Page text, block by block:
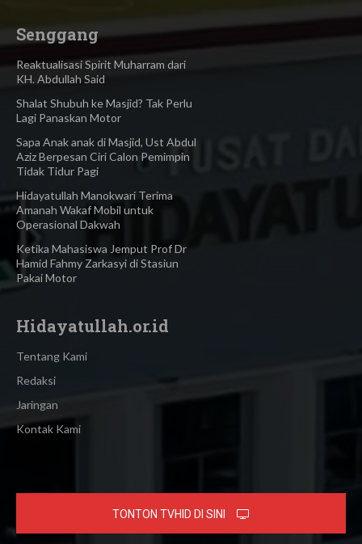
Senggang
Reaktualisasi Spirit Muharram dari
KH. Abdullah Said
Shalat Shubuh ke Masjid? Tak Perlu
Lagi Panaskan Motor
Sapa Anak anak di Masjid, Ust Abdul
Aziz Berpesan Ciri Calon Pemimpin
Tidak Tidur Pagi
Hidayatullah Manokwari Terima
Amanah Wakaf Mobil untuk
Operasional Dakwah
Ketika Mahasiswa Jemput Prof Dr
Hamid Fahmy Zarkasyi di Stasiun
Pakai Motor
Hidayatullah.or.id
Tentang Kami
Redaksi
Jaringan
Kontak Kami
TONTON TVHID DI SINI